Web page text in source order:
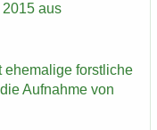
aus
ehe­ma­li­ge forst­li­che
Auf­nah­me von